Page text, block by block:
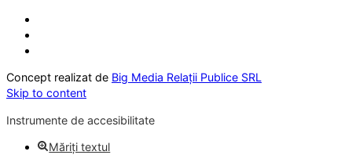
Concept realizat de Big Media Relații Publice SRL
Skip to content
Instrumente de accesibilitate
Măriți textul